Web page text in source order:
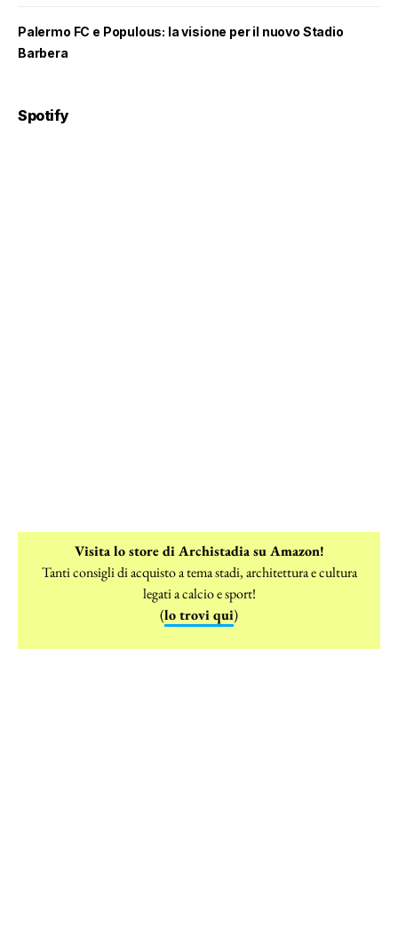
Palermo FC e Populous: la visione per il nuovo Stadio
Barbera
Spotify
Visita lo store di Archistadia su Amazon!
Tanti consigli di acquisto a tema stadi, architettura e cultura
legati a calcio e sport!
(lo trovi qui)